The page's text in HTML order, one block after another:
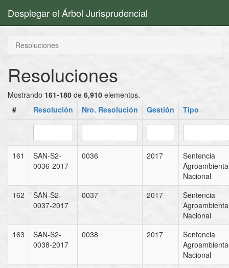
Desplegar el Árbol Jurisprudencial
Resoluciones
Resoluciones
Mostrando 161-180 de 6,910 elementos.
#
Resolución Nro. Resolución Gestión Tipo
161
SAN-S2-
0036-2017
0036 2017
Sentencia
Nacional
162
SAN-S2-
0037-2017
0037 2017
Sentencia
Nacional
163
SAN-S2-
0038-2017
0038 2017
Sentencia
Nacional